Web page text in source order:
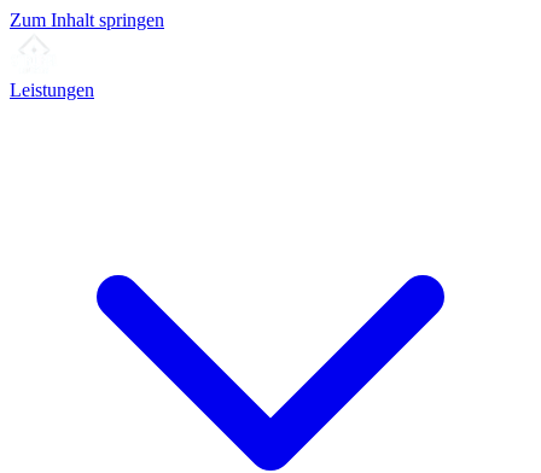
Zum Inhalt springen
Leistungen